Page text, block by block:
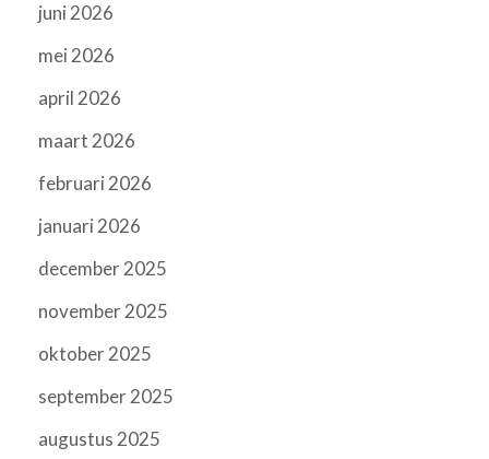
juni 2026
mei 2026
april 2026
maart 2026
februari 2026
januari 2026
december 2025
november 2025
oktober 2025
september 2025
augustus 2025